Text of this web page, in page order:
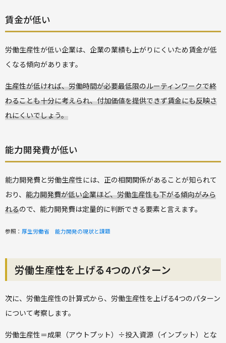
賃金が低い
労働生産性が低い企業は、企業の業績も上がりにくいため賃金が低
くなる傾向があります。
生産性が低ければ、労働時間が必要最低限のルーティンワークで終
わることも十分に考えられ、付加価値を提供できず賃金にも反映さ
れにくいでしょう。
能力開発費が低い
能力開発費と労働生産性には、正の相関関係があることが知られて
おり、 能力開発費が低い企業ほど、労働生産性も下がる傾向がみら
れるので、能力開発費は定量的に判断できる要素と言えます。
参照： 厚生労働省 能力開発の現状と課題
労働生産性を上げる4つのパターン
次に、労働生産性の計算式から、労働生産性を上げる4つのパターン
について考察します。
労働生産性＝成果（アウトプット）÷投入資源（インプット）とな